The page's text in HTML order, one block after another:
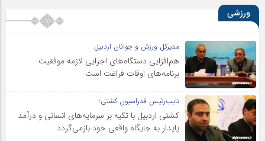
ورزشی
مدیرکل ورزش و جوانان اردبیل:
هم‌افزایی دستگاه‌های اجرایی لازمه موفقیت
برنامه‌های اوقات فراغت است
نایب‌رئیس فدراسیون کشتی:
کشتی اردبیل با تکیه بر سرمایه‌های انسانی و درآمد
پایدار به جایگاه واقعی خود بازمی‌گردد